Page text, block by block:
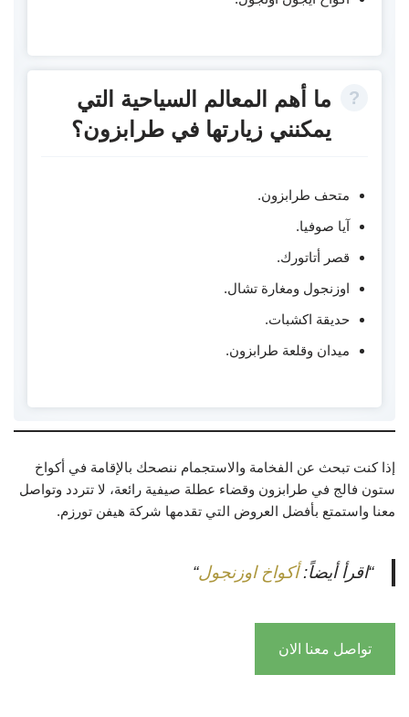
ما أهم المعالم السياحية التي
يمكنني زيارتها في طرابزون؟
متحف طرابزون.
آيا صوفيا.
قصر أتاتورك.
اوزنجول ومغارة تشال.
حديقة اكشبات.
ميدان وقلعة طرابزون.
إذا كنت تبحث عن الفخامة والاستجمام ننصحك بالإقامة في أكواخ
ستون فالج في طرابزون وقضاء عطلة صيفية رائعة، لا تتردد وتواصل
معنا واستمتع بأفضل العروض التي تقدمها شركة هيفن تورزم.
“اقرأ أيضاً:أكواخ اوزنجول“
تواصل معنا الان